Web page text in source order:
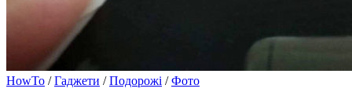
HowTo /Гаджети /Подорожі /Фото